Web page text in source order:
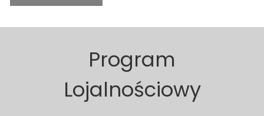
Program
Lojalnościowy